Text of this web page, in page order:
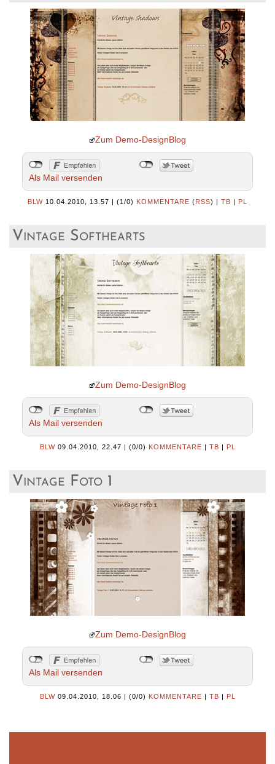
Zum Demo-DesignBlog
Als Mail versenden
BLW 10.04.2010, 13.57 | (1/0) KOMMENTARE (RSS) | TB | PL
Vintage Softhearts
Zum Demo-DesignBlog
Als Mail versenden
BLW 09.04.2010, 22.47 | (0/0) KOMMENTARE | TB | PL
Vintage Foto 1
Zum Demo-DesignBlog
Als Mail versenden
BLW 09.04.2010, 18.06 | (0/0) KOMMENTARE | TB | PL